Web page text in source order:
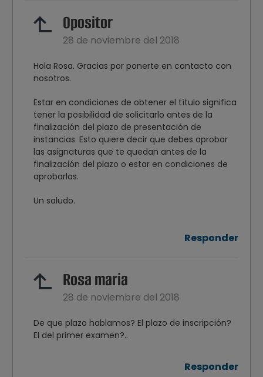
Opositor
28 de noviembre del 2018
Hola Rosa. Gracias por ponerte en contacto con
nosotros.
Estar en condiciones de obtener el título significa
tener la posibilidad de solicitarlo antes de la
finalización del plazo de presentación de
instancias. Esto quiere decir que debes aprobar
las asignaturas que te quedan antes de la
finalización del plazo o estar en condiciones de
aprobarlas.
Un saludo.
Responder
Rosa maria
28 de noviembre del 2018
De que plazo hablamos? El plazo de inscripción?
El del primer examen?..
Responder